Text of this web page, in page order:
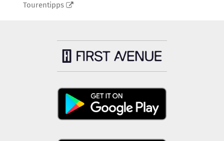
Tourentipps